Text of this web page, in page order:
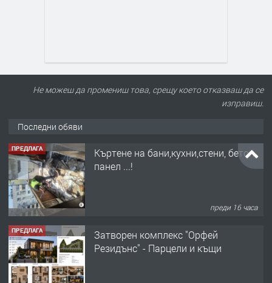
Не можеш да промениш това, срещу което отказваш да се
изправиш.
Последни обяви
ПРЕДЛАГА
Къртене на бани,кухни,стени, бетон,
панел ...!
преди 16 часа
ПРЕДЛАГА
Затворен комплекс "Орфей
Резидънс" - Парцели и къщи